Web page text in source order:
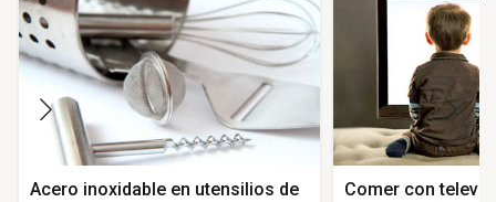
Acero inoxidable en utensilios de
Comer con